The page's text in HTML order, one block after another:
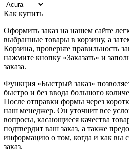
Как купить
Оформить заказ на нашем сайте
выбранные товары в корзину, а
Корзина, проверьте правильность
нажмите кнопку «Заказать» и
заказа.
Функция «Быстрый заказ»
быстро и без ввода большого
После отправки формы через
наш менеджер. Он уточнит все
вопросы, касающиеся качества
подтвердит ваш заказ, а также
информацию о том, когда и как вы
заказ.